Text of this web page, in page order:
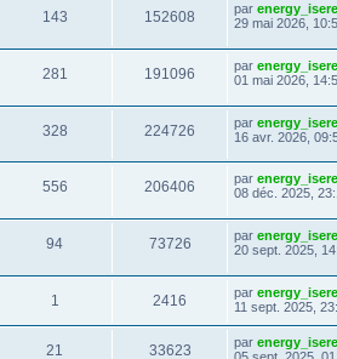
143 152608 par energy_isere
29 mai 2026,
281 191096 par energy_isere
01 mai 2026,
328 224726 par energy_isere
16 avr. 2026,
556 206406 par energy_isere
08 déc. 2025,
94 73726 par energy_isere
20 sept. 2025,
1 2416 par energy_isere
11 sept. 2025,
21 33623 par energy_isere
05 sept. 2025,